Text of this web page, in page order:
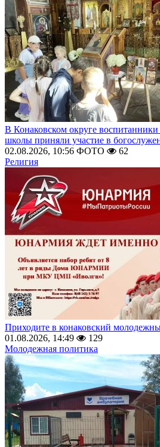
В Конаковском округе воспитанники
школы приняли участие в
02.08.2026, 10:56 ФОТО
62
Религия
Приходите в конаковский
01.08.2026, 14:49
129
Молодежная политика